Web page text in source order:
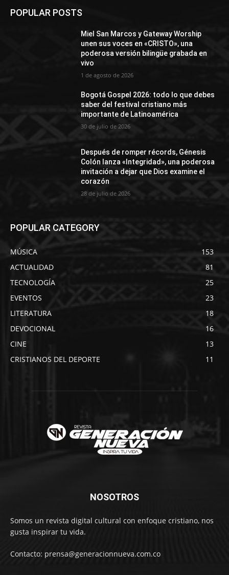
POPULAR POSTS
Miel San Marcos y Gateway Worship
unen sus voces en «CRISTO», una
poderosa versión bilingüe grabada en
vivo
1 de agosto de 2026
Bogotá Gospel 2026: todo lo que debes
saber del festival cristiano más
importante de Latinoamérica
30 de julio de 2026
Después de romper récords, Génesis
Colón lanza «Integridad», una poderosa
invitación a dejar que Dios examine el
corazón
28 de julio de 2026
POPULAR CATEGORY
MÚSICA
153
ACTUALIDAD
81
TECNOLOGÍA
25
EVENTOS
23
LITERATURA
18
DEVOCIONAL
16
CINE
13
CRISTIANOS DEL DEPORTE
11
NOSOTROS
Somos un revista digital cultural con enfoque cristiano, nos
gusta inspirar tu vida.
Contacto: prensa@generacionnueva.com.co